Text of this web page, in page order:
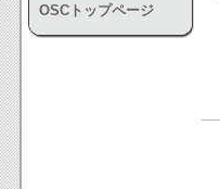
OSCトップページ